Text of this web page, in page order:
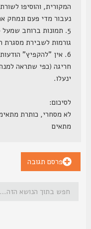
המקורית, והוסיפו לשורת
נעבור מדי פעם ונמחק את
גורמות לשבירת מסגרת
6. אין "להקפיץ" הודעות
חריגה (כפי שתראה למנהל
ינעלו.
לסיכום:
לא מסחרי, כותרת מתאימה,
מתאים
פרסם תגובה